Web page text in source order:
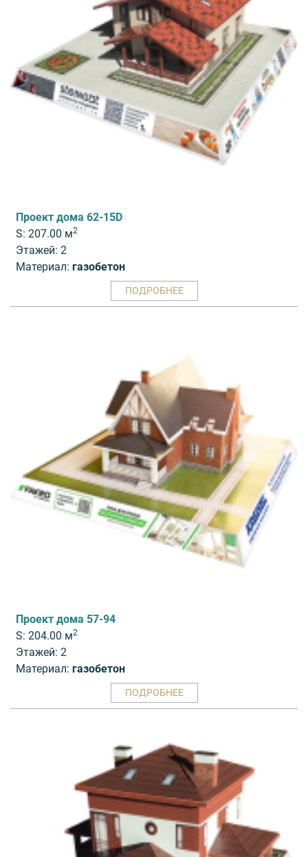
Проект дома 62-15D
S: 207.00 м2
Этажей: 2
Материал: газобетон
ПОДРОБНЕЕ
Проект дома 57-94
S: 204.00 м2
Этажей: 2
Материал: газобетон
ПОДРОБНЕЕ